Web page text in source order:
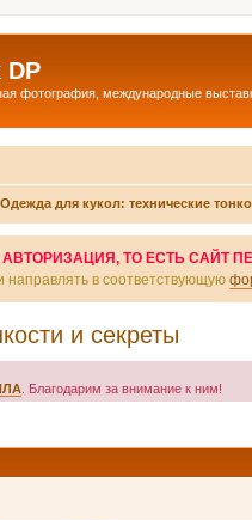
DP
фотография, международные
Одежда для кукол: технические
ТО ЕСТЬ САЙТ
в соответствующую
и секреты
. Благодарим за внимание к ним!